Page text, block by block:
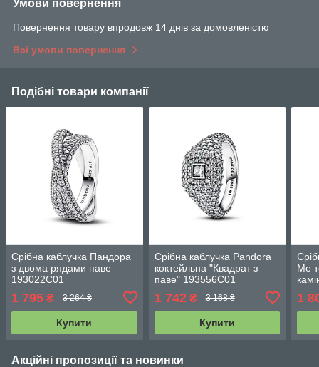
Умови повернення
Повернення товару впродовж 14 днів за домовленістю
Всі умови повернення
Подібні товари компанії
Срібна каблучка Пандора
з двома рядами паве
193022C01
1 795 ₴ 3 264 ₴
Купити
Срібна каблучка Pandora
коктейльна "Квадрат з
паве" 193556C01
1 742₴ 3 168 ₴
Купити
Ме
1
Акційні пропозиції та новинки